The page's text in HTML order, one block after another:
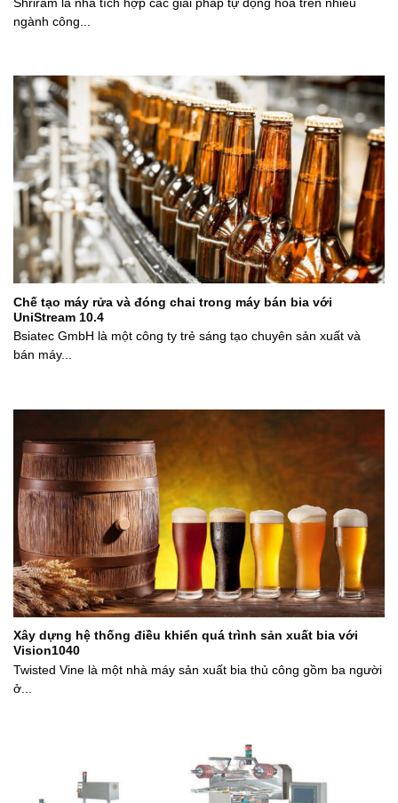
Shriram là nhà tích hợp các giải pháp tự động hóa trên nhiều
ngành công...
Chế tạo máy rửa và đóng chai trong máy bán bia với
UniStream 10.4
Bsiatec GmbH là một công ty trẻ sáng tạo chuyên sản xuất và
bán máy...
Xây dựng hệ thống điều khiển quá trình sản xuất bia với
Vision1040
Twisted Vine là một nhà máy sản xuất bia thủ công gồm ba người
ở...